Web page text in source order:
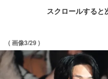
スクロールすると
( 画像3/29 )